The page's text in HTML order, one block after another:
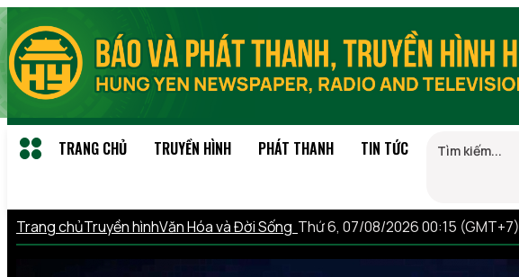
TRANG CHỦ TRUYỀN HÌNH PHÁT THANH TIN TỨC
Trang chủTruyền hìnhVăn Hóa và Đời Sống Thứ 6, 07/08/2026 00:15 (GMT+7)